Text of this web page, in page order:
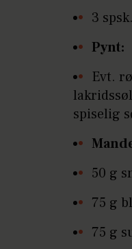
3
Pynt:
Evt.
spiselig
50 g
75 g
75 g